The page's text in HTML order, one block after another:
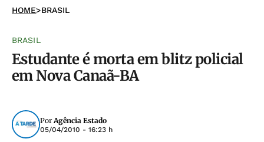
HOME>BRASIL
BRASIL
Estudante é morta em blitz policial
em Nova Canaã-BA
PorAgência Estado
05/04/2010 - 16:23 h